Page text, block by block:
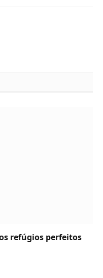
refúgios perfeitos